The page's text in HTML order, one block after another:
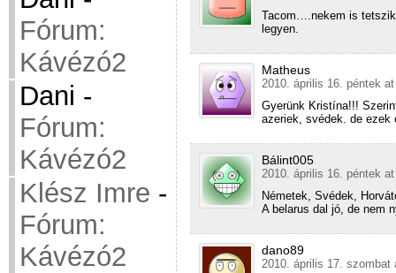
Fórum:
Kávézó2
Dani -
Fórum:
Kávézó2
Klész Imre -
Fórum:
Kávézó2
Tacom….nekem is
legyen.
Matheus
2010. április 16. péntek
Gyerünk Kristína!!!
azeriek, svédek. de
Bálint005
2010. április 16. péntek
Németek, Svédek,
A belarus dal jó, de nem
dano89
2010. április 17. szombat